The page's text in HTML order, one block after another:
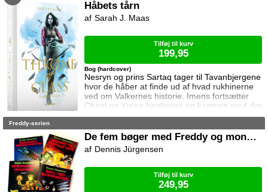
træffe en beslutning her og nu. Da en healer
frygter Chaol og Nesryn at Valkerne er fulgt
Håbets tårn
Nesryn og prins Sartaq tager til Tavanbjergene
hvor de håber at finde ud af hvad rukhinerne
ved om Valkernes historie. Imens fortsætter
Chaol og Yrene healingen og kampen mod det
mystiske mørke som lurer inden i ham. Men
deres venner derhjemme.
Bog (hardcover)
Sarah J. Maas
Tilføj til kurv
199,95
Freddy-serien
De fem bøger med Freddy og monstrene
Dennis Jürgensen
Tilføj til kurv
249,95